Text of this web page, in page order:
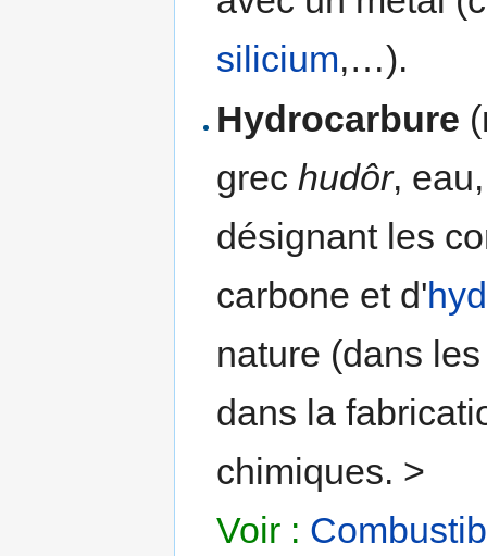
silicium,…).
Hydrocarbure
grechudôr,
désignant les
carbone et d'
nature (dans
dans la
chimiques. >
Voir :